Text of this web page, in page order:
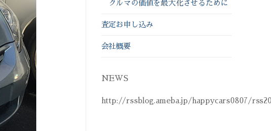
クルマの価値を最大化させるために
査定お申し込み
会社概要
NEWS
http://rssblog.ameba.jp/happycars0807/